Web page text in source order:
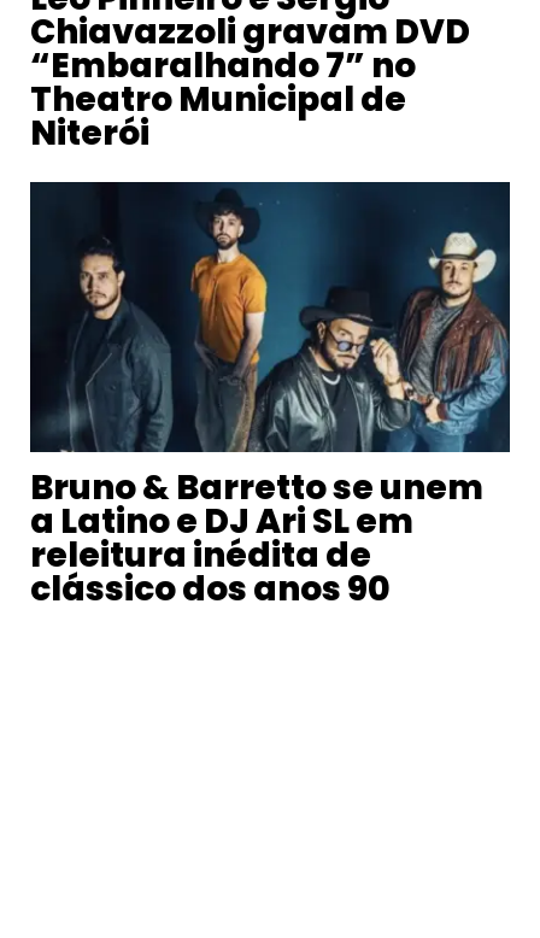
Chiavazzoli gravam DVD
“Embaralhando 7” no
Theatro Municipal de
Niterói
Bruno & Barretto se unem
a Latino e DJ Ari SL em
releitura inédita de
clássico dos anos 90